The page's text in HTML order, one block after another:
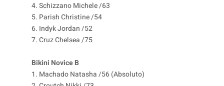
4. Schizzano Michele /63
5. Parish Christine /54
6. Indyk Jordan /52
7. Cruz Chelsea /75
Bikini Novice B
1. Machado Natasha /56 (Absoluto)